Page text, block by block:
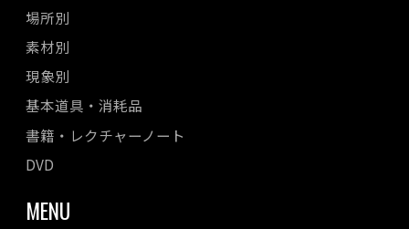
場所別
素材別
現象別
基本道具・消耗品
書籍・レクチャーノート
DVD
MENU